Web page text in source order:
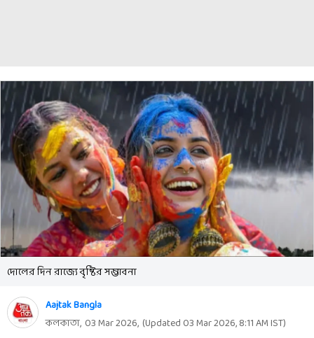
দোলের দিন রাজ্যে বৃষ্টির সম্ভাবনা
Aajtak Bangla
কলকাতা, 03 Mar 2026, (Updated 03 Mar 2026, 8:11 AMIST)